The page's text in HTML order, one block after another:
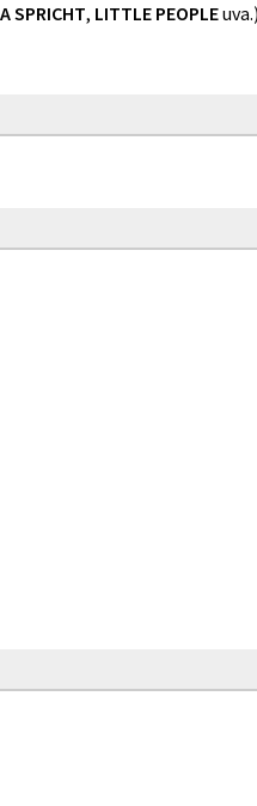
SPRICHT, LITTLE PEOPLE